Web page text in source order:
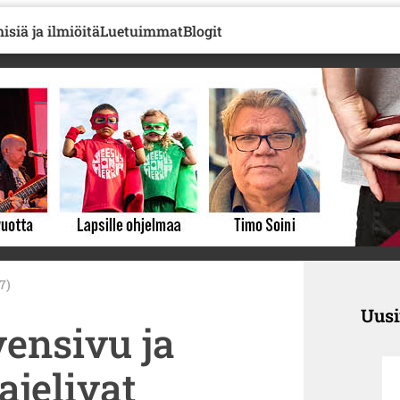
ja ilmiöitäLuetuimmatBlogit
ja